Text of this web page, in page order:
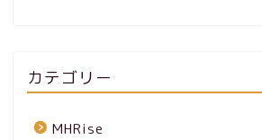
カテゴリー
MHRise